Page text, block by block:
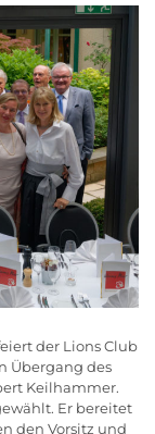
der Lions Club
Übergang des
Keilhammer.
Er bereitet
den Vorsitz und